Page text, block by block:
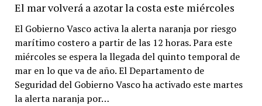
El mar volverá a azotar la costa este miércoles
El Gobierno Vasco activa la alerta naranja por riesgo
marítimo costero a partir de las 12 horas. Para este
miércoles se espera la llegada del quinto temporal de
mar en lo que va de año. El Departamento de
Seguridad del Gobierno Vasco ha activado este martes
la alerta naranja por…